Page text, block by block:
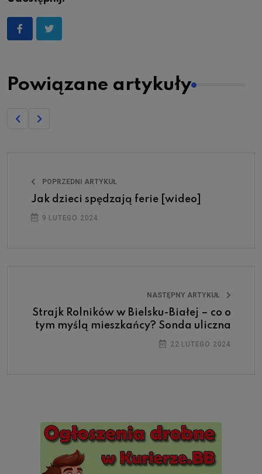
Powiązane artykuły
POPRZEDNI ARTYKUŁ
Jak dzieci spędzają ferie [wideo]
9 LUTEGO 2024
NASTĘPNY ARTYKUŁ
Strajk Rolników w Bielsku-Białej – co o
tym myślą mieszkańcy? Sonda uliczna
22 LUTEGO 2024